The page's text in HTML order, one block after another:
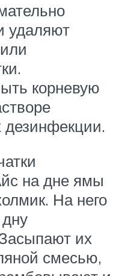
удаляют
корневую
дезинфекции.
на дне ямы
На него
их
смесью,